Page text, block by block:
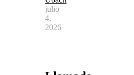
julio
4,
2026